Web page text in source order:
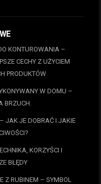
KONTUROWANIA –
CECHY Z UŻYCIEM
PRODUKTÓW
W DOMU –
BRZUCH.
JAK JE DOBRAĆ I JAKIE
KORZYŚCI I
BŁĘDY
Z RUBINEM – SYMBOL